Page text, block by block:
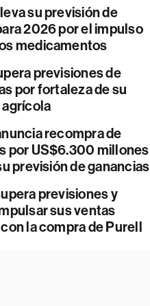
su previsión de
2026 por el impulso
medicamentos
previsiones de
por fortaleza de su
recompra de
por US$6.300 millones
previsión de ganancias
previsiones y
sus ventas
la compra de Purell